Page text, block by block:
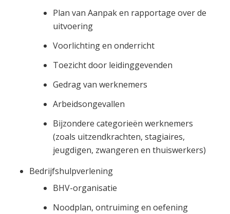
Plan van Aanpak en rapportage over de
uitvoering
Voorlichting en onderricht
Toezicht door leidinggevenden
Gedrag van werknemers
Arbeidsongevallen
Bijzondere categorieën werknemers
(zoals uitzendkrachten, stagiaires,
jeugdigen, zwangeren en thuiswerkers)
Bedrijfshulpverlening
BHV-organisatie
Noodplan, ontruiming en oefening